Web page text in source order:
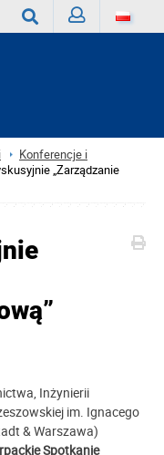
Konferencje i
„Zarządzanie
Inżynierii
im. Ignacego
& Warszawa)
Spotkanie